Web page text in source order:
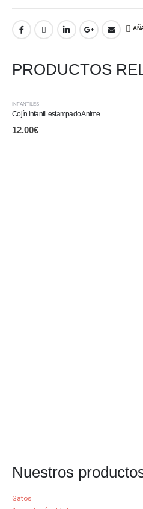
PRODUCTOS
INFANTILES
Cojín infantil estampado Anime
12.00€
Nuestros
Gatos